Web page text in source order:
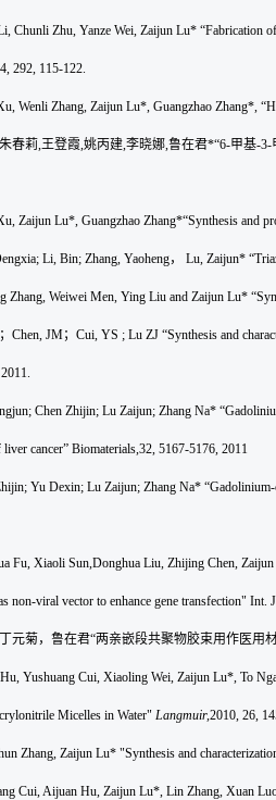
, Chunli Zhu, Yanze Wei, Zaijun Lu* “Fabrication
292, 115-122.
Wenli Zhang, Zaijun Lu*, Guangzhao Zhang*,
朱春莉,王登霞,姚丙建,李晓娜,鲁在君*“6-甲基-3-
Zaijun Lu*, Guangzhao Zhang*“Synthesis and
Li, Bin; Zhang, Yaoheng， Lu, Zaijun*
Zhang, Weiwei Men, Ying Liu and Zaijun Lu*
； Chen, JM； Cui, YS ; Lu ZJ “Synthesis and
Chen Zhijin; Lu Zaijun; Zhang Na*
cancer” Biomaterials,32, 5167-5176, 2011
Yu Dexin; Lu Zaijun; Zhang Na*
Fu, Xiaoli Sun,Donghua Liu, Zhijing Chen,
non-viral vector to enhance gene transfection" Int.
元菊，鲁在君“两亲嵌段共聚物胶束用作医用
Yushuang Cui, Xiaoling Wei, Zaijun Lu*, To
Micelles in Water" Langmuir,2010, 26,
Zhang, Zaijun Lu* "Synthesis and
Cui, Aijuan Hu, Zaijun Lu*, Lin Zhang, Xuan